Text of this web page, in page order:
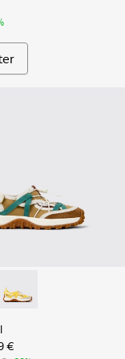
grises pour enfants.
en nubuck et cuir
- K800695-002 -
Drift Trail -
€